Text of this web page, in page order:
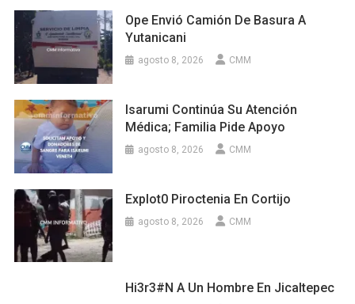
Ope Envió Camión De Basura A
Yutanicani
agosto 8, 2026 CMM
Isarumi Continúa Su Atención
Médica; Familia Pide Apoyo
agosto 8, 2026 CMM
Explot0 Piroctenia En Cortijo
agosto 8, 2026 CMM
Hi3r3#n A Un Hombre En Jicaltepec